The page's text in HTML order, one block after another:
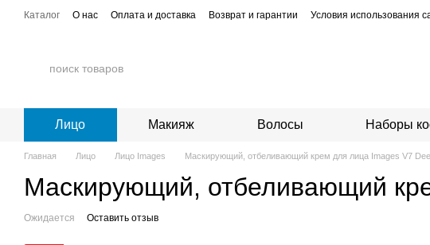
Перейти к основному контенту
Каталог О нас Оплата и доставка Возврат и гарантии Условия использования
Лицо Макияж Волосы Наборы
Главная Лицо Лицо Images Маскирующий, отбеливающий крем для лица Images V7
Маскирующий, отбеливающий
Ожидается Оставить отзыв